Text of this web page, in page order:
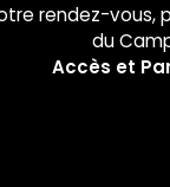
rendez-vous,
du
Accès et